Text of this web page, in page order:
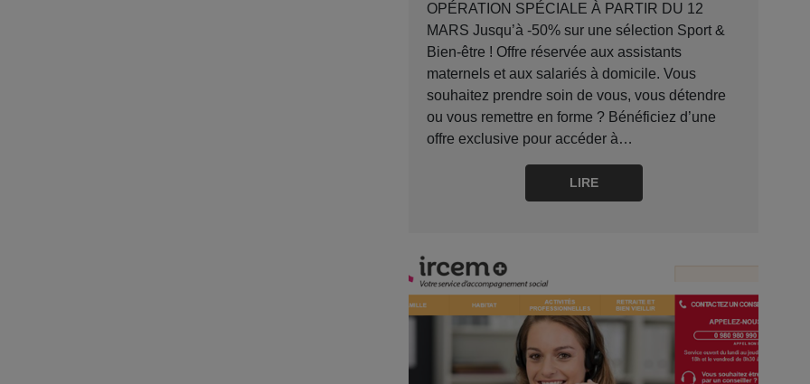
OPÉRATION SPÉCIALE À PARTIR DU 12
MARS Jusqu’à -50% sur une sélection Sport &
Bien-être ! Offre réservée aux assistants
maternels et aux salariés à domicile. Vous
souhaitez prendre soin de vous, vous détendre
ou vous remettre en forme ? Bénéficiez d’une
offre exclusive pour accéder à…
LIRE